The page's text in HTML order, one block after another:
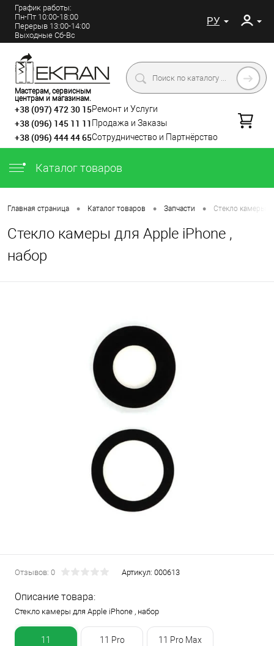
График работы:
Пн-Пт 10:00-18:00
Перерыв 13:00-14:00
Выходные Сб-Вс
РУ
Мастерам, сервисным
центрам и магазинам.
+38 (097) 472 30 15Ремонт и Услуги
+38 (096) 145 11 11 Продажа и Заказы
+38 (096) 444 44 65Сотрудничество и Партнёрство
Каталог товаров
Главная страница • Каталог товаров • Запчасти • Стекло камеры
Стекло камеры для Apple iPhone ,
набор
Отзывов: 0 Артикул: 000613
Описание товара:
Стекло камеры для Apple iPhone , набор
11 11 Pro 11 Pro Max